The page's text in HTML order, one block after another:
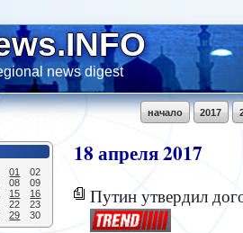
news digest
2017
начало
01
02
08
09
15
16
22
23
29 30
18апреля2017
Путин утвердил договор о